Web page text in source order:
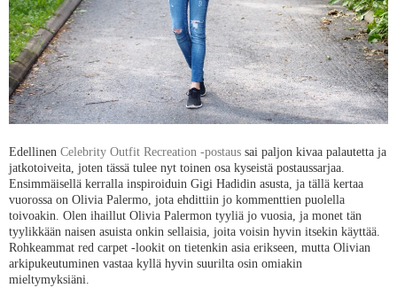
Edellinen Celebrity Outfit Recreation -postaus sai paljon kivaa palautetta ja
jatkotoiveita, joten tässä tulee nyt toinen osa kyseistä postaussarjaa.
Ensimmäisellä kerralla inspiroiduin Gigi Hadidin asusta, ja tällä kertaa
vuorossa on Olivia Palermo, jota ehdittiin jo kommenttien puolella
toivoakin. Olen ihaillut Olivia Palermon tyyliä jo vuosia, ja monet tän
tyylikkään naisen asuista onkin sellaisia, joita voisin hyvin itsekin käyttää.
Rohkeammat red carpet -lookit on tietenkin asia erikseen, mutta Olivian
arkipukeutuminen vastaa kyllä hyvin suurilta osin omiakin
mieltymyksiäni.